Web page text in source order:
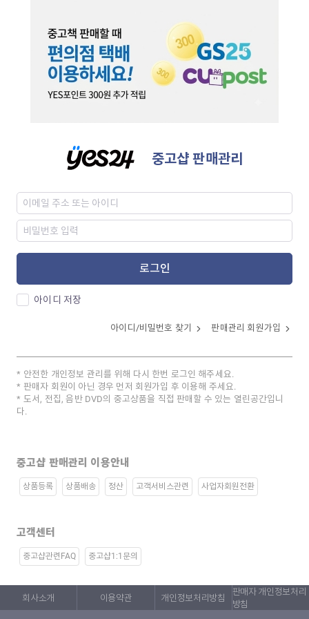
중고샵 판매관리
로그인
아이디 저장
아이디/비밀번호 찾기 판매관리 회원가입
안전한 개인정보 관리를 위해 다시 한번 로그인 해주세요.
판매자 회원이 아닌 경우 먼저 회원가입 후 이용해 주세요.
도서, 전집, 음반 DVD의 중고상품을 직접 판매할 수 있는 열린공간입니
다.
중고샵 판매관리 이용안내
상품등록 상품배송 정산 고객서비스관련 사업자회원전환
고객센터
중고샵관련FAQ 중고샵1:1문의
회사소개 이용약관 개인정보처리방침
판매자 개인정보처리
방침